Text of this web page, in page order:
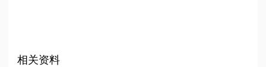
相关资料